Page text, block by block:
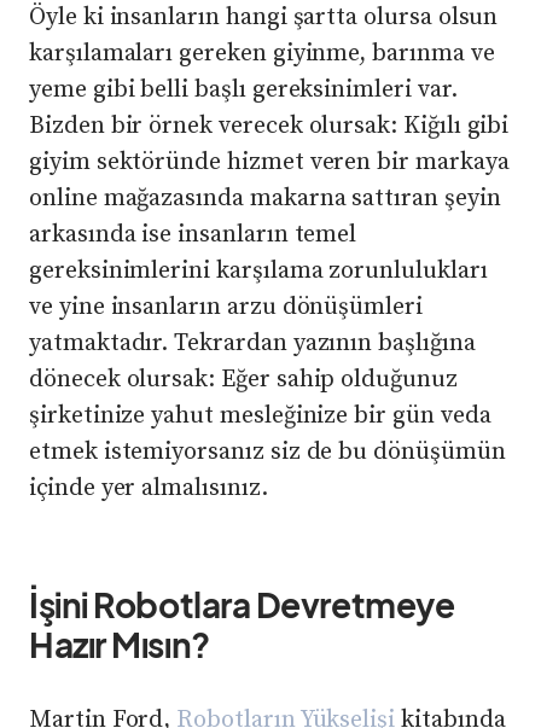
Öyle ki insanların hangi şartta olursa olsun
karşılamaları gereken giyinme, barınma ve
yeme gibi belli başlı gereksinimleri var.
Bizden bir örnek verecek olursak: Kiğılı gibi
giyim sektöründe hizmet veren bir markaya
online mağazasında makarna sattıran şeyin
arkasında ise insanların temel
gereksinimlerini karşılama zorunlulukları
ve yine insanların arzu dönüşümleri
yatmaktadır. Tekrardan yazının başlığına
dönecek olursak: Eğer sahip olduğunuz
şirketinize yahut mesleğinize bir gün veda
etmek istemiyorsanız siz de bu dönüşümün
içinde yer almalısınız.
İşini Robotlara Devretmeye
Hazır Mısın?
Martin Ford, Robotların Yükselişi kitabında